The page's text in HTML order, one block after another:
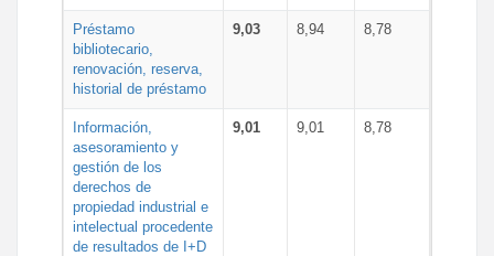
Préstamo
bibliotecario,
renovación, reserva,
historial de préstamo
9,03 8,94 8,78
Información,
asesoramiento y
gestión de los
derechos de
propiedad industrial e
intelectual procedente
de resultados de I+D
9,01 9,01 8,78